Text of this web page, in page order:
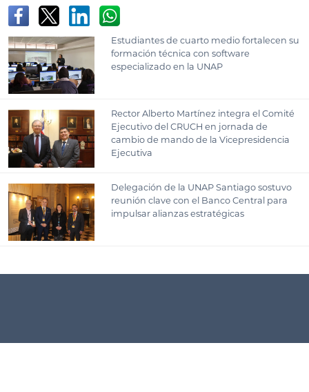
Estudiantes de cuarto medio fortalecen su
formación técnica con software
especializado en la UNAP
Rector Alberto Martínez integra el Comité
Ejecutivo del CRUCH en jornada de
cambio de mando de la Vicepresidencia
Ejecutiva
Delegación de la UNAP Santiago sostuvo
reunión clave con el Banco Central para
impulsar alianzas estratégicas